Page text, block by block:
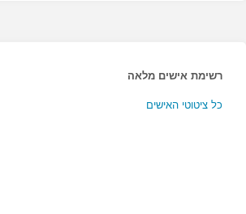
רשימת אישים מלאה
כל ציטוטי האישים